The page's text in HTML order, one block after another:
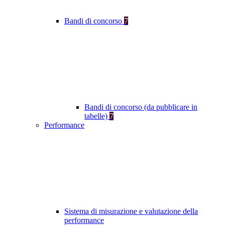
Bandi di concorso 7
Bandi di concorso (da pubblicare in
tabelle) 7
Performance
Sistema di misurazione e valutazione della
performance